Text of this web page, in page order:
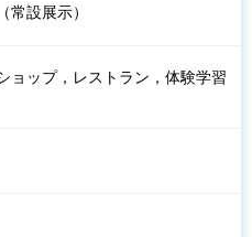
常設展示）
ョップ，レストラン，体験学習